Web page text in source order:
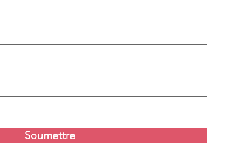
Soumettre